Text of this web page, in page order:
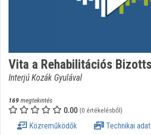
Közreműködők
Vita a Rehabilitációs
Interjú Kozák Gyulával
169megtekintés
0.00 (0 értékelésből)
Közreműködők Technikai